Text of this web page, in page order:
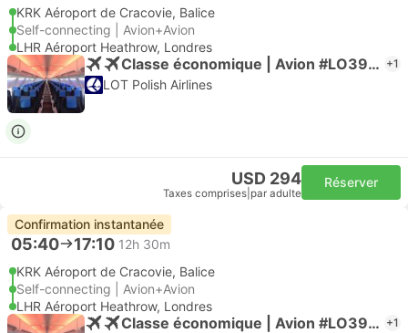
KRK Aéroport de Cracovie, Balice
Self-connecting | Avion+Avion
LHR Aéroport Heathrow, Londres
Classe économique | Avion #LO3910 +1
LOT Polish Airlines
USD 294
Taxes comprises par adulte
Réserver
Confirmation instantanée
05:40 17:10 12h 30m
KRK Aéroport de Cracovie, Balice
Self-connecting | Avion+Avion
LHR Aéroport Heathrow, Londres
Classe économique | Avion #LO3910 +1